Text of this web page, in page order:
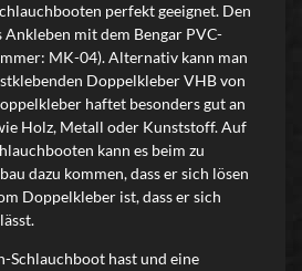
perfekt geeignet. Den
Ankleben mit dem Bengar PVC-
MK-04). Alternativ kann man
Doppelkleber VHB von
haftet besonders gut an
Holz, Metall oder Kunststoff. Auf
kann es beim zu
dazu kommen, dass er sich lösen
Doppelkleber ist, dass er sich
Schlauchboot hast und eine